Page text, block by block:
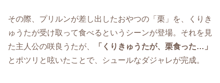
その際、プリルンが差し出したおやつの「栗」を、くりき
ゅうたが受け取って食べるというシーンが登場。それを見
た主人公の咲良うたが、
「くりきゅうたが、栗食った…」
とポツリと呟いたことで、シュールなダジャレが完成。